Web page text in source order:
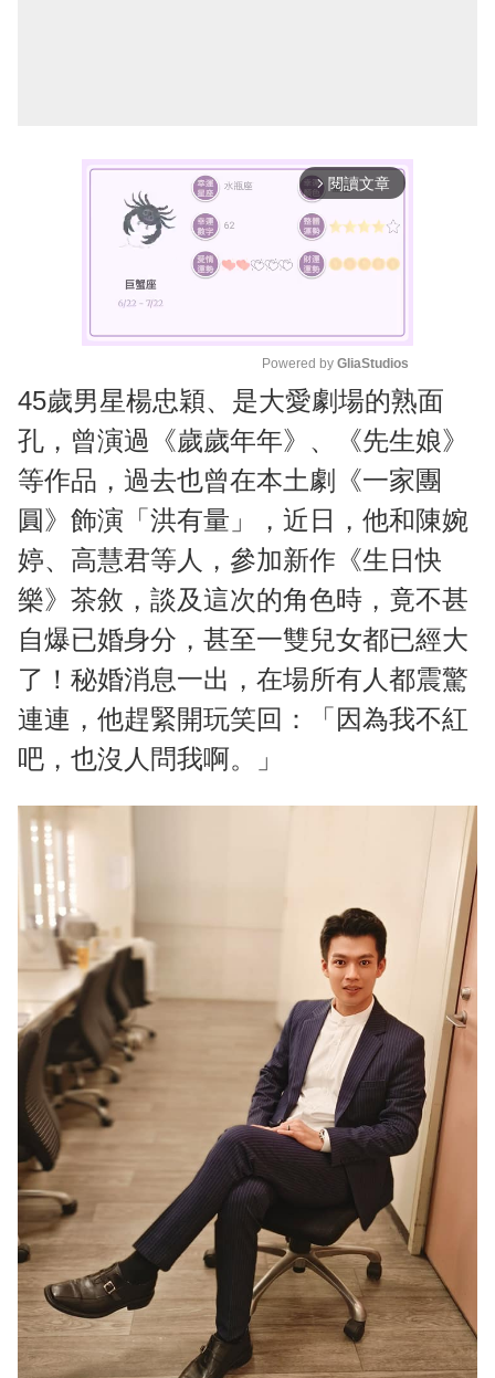
arrow_forward_ios 閱讀文章
M
Powered by GliaStudios
45歲男星楊忠穎、是大愛劇場的熟面
孔，曾演過《歲歲年年》、《先生娘》
等作品，過去也曾在本土劇《一家團
圓》飾演「洪有量」，近日，他和陳婉
婷、高慧君等人，參加新作《生日快
樂》茶敘，談及這次的角色時，竟不甚
自爆已婚身分，甚至一雙兒女都已經大
了！秘婚消息一出，在場所有人都震驚
連連，他趕緊開玩笑回：「因為我不紅
吧，也沒人問我啊。」